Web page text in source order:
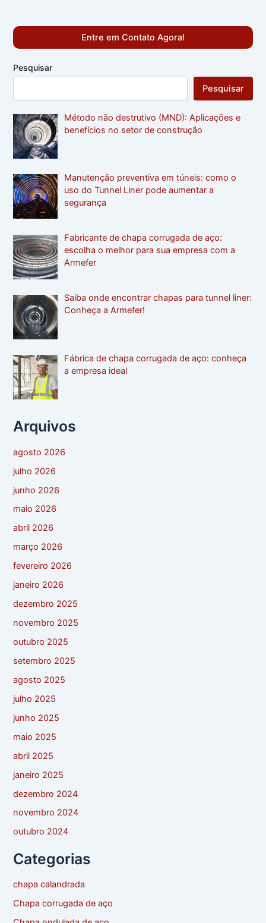
Entre em Contato Agora!
Pesquisar
Pesquisar
Método não destrutivo (MND): Aplicações e
benefícios no setor de construção
Manutenção preventiva em túneis: como o
uso do Tunnel Liner pode aumentar a
segurança
Fabricante de chapa corrugada de aço:
escolha o melhor para sua empresa com a
Armefer
Saiba onde encontrar chapas para tunnel liner:
Conheça a Armefer!
Fábrica de chapa corrugada de aço: conheça
a empresa ideal
Arquivos
agosto 2026
julho 2026
junho 2026
maio 2026
abril 2026
março 2026
fevereiro 2026
janeiro 2026
dezembro 2025
novembro 2025
outubro 2025
setembro 2025
agosto 2025
julho 2025
junho 2025
maio 2025
abril 2025
janeiro 2025
dezembro 2024
novembro 2024
outubro 2024
Categorias
chapa calandrada
Chapa corrugada de aço